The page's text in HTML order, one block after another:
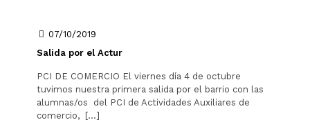
07/10/2019
Salida por el Actur
PCI DE COMERCIO El viernes día 4 de octubre
tuvimos nuestra primera salida por el barrio con las
alumnas/os del PCI de Actividades Auxiliares de
comercio,
[…]